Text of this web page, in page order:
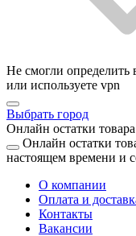
Не смогли
или используете vpn
Выбрать город
Онлайн остатки товара
Онлайн остатки
настоящем времени и
О компании
Оплата и
Контакты
Вакансии